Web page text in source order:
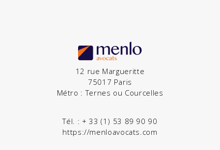
12 rue Margueritte
75017 Paris
Métro : Ternes ou Courcelles
Tél. : + 33 (1) 53 89 90 90
https://menloavocats.com